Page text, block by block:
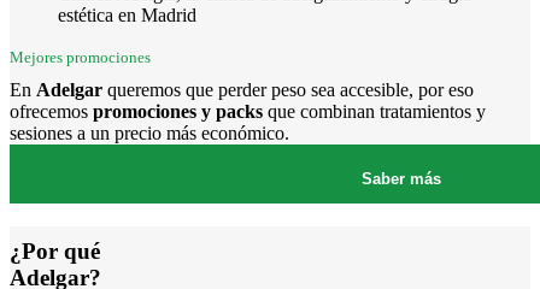
Mejores promociones
En Adelgar queremos que perder peso sea accesible, por eso
ofrecemos promociones y packs que combinan tratamientos y
sesiones a un precio más económico.
Saber más
¿Por qué
Adelgar?